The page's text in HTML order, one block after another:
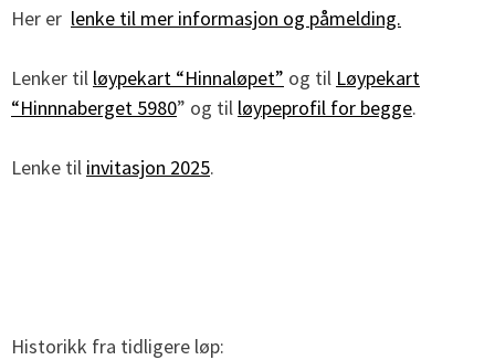
Her er lenke til mer informasjon og påmelding.
Lenker til løypekart “Hinnaløpet” og til Løypekart
“Hinnnaberget 5980” og til løypeprofil for begge.
Lenke til invitasjon 2025.
Historikk fra tidligere løp: